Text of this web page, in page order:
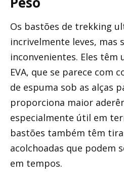
Os bastões de trekking
incrivelmente leves, mas
inconvenientes. Eles têm
EVA, que se parece com
de espuma sob as alças
proporciona maior
especialmente útil em
bastões também têm
acolchoadas que podem
em tempos.